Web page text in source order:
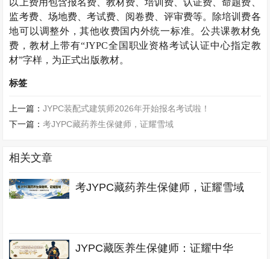
以上费用包含报名费、教材费、培训费、认证费、命题费、
监考费、场地费、考试费、阅卷费、评审费等。除培训费各
地可以调整外，其他收费国内外统一标准。公共课教材免
费，教材上带有“JYPC全国职业资格考试认证中心指定教
材”字样，为正式出版教材。
标签
上一篇：JYPC装配式建筑师2026年开始报名考试啦！
下一篇：考JYPC藏药养生保健师，证耀雪域
相关文章
考JYPC藏药养生保健师，证耀雪域
JYPC藏医养生保健师：证耀中华